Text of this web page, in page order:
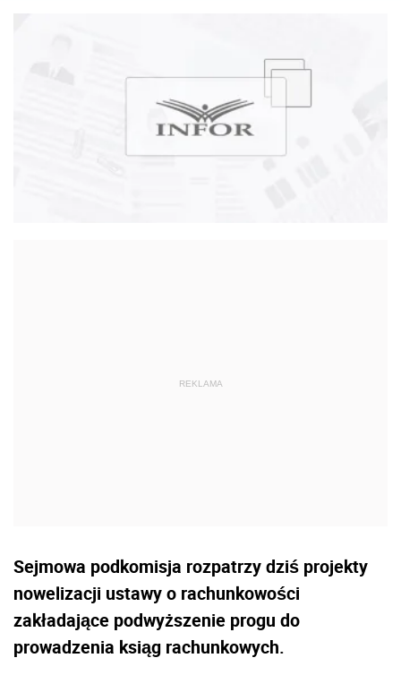
Sejmowa podkomisja rozpatrzy dziś projekty
nowelizacji ustawy o rachunkowości
zakładające podwyższenie progu do
prowadzenia ksiąg rachunkowych.